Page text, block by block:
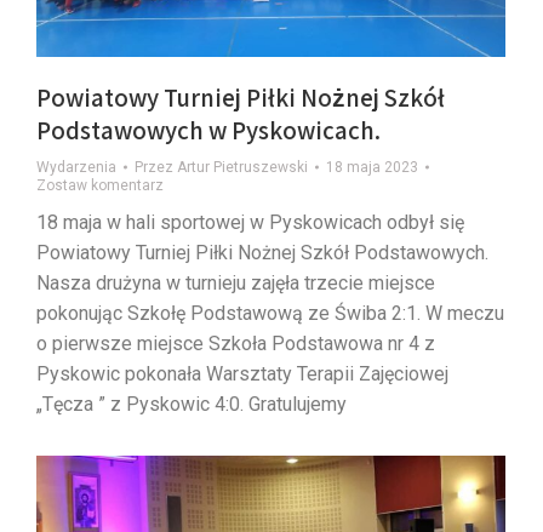
Powiatowy Turniej Piłki Nożnej Szkół
Podstawowych w Pyskowicach.
Wydarzenia Przez Artur Pietruszewski
18 maja 2023
Zostaw komentarz
18 maja w hali sportowej w Pyskowicach odbył się
Powiatowy Turniej Piłki Nożnej Szkół Podstawowych.
Nasza drużyna w turnieju zajęła trzecie miejsce
pokonując Szkołę Podstawową ze Świba 2:1. W meczu
o pierwsze miejsce Szkoła Podstawowa nr 4 z
Pyskowic pokonała Warsztaty Terapii Zajęciowej
„Tęcza ” z Pyskowic 4:0. Gratulujemy